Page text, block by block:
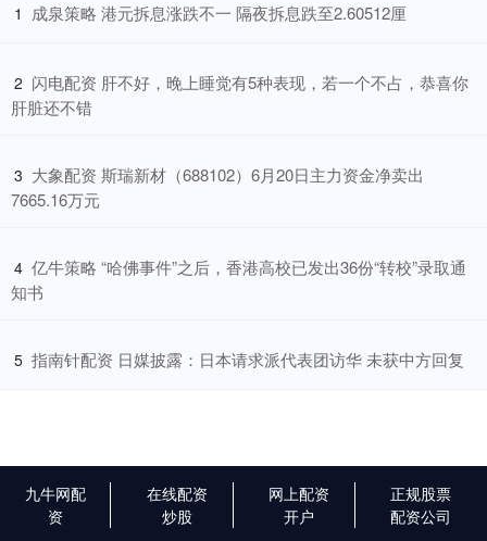
1 ​成泉策略 港元拆息涨跌不一 隔夜拆息跌至2.60512厘
2 ​闪电配资 肝不好，晚上睡觉有5种表现，若一个不占，恭喜你
肝脏还不错
3 ​大象配资 斯瑞新材（688102）6月20日主力资金净卖出
7665.16万元
4 ​亿牛策略 “哈佛事件”之后，香港高校已发出36份“转校”录取通
知书
5 ​指南针配资 日媒披露：日本请求派代表团访华 未获中方回复
九牛网配
资
在线配资
炒股
网上配资
开户
正规股票
配资公司